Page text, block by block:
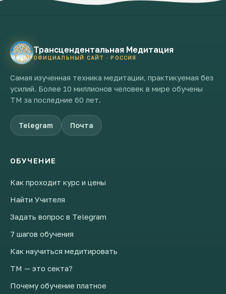
Трансцендентальная Медитация
ОФИЦИАЛЬНЫЙ САЙТ · РОССИЯ
Самая изученная техника медитации, практикуемая без
усилий. Более 10 миллионов человек в мире обучены
ТМ за последние 60 лет.
Telegram Почта
ОБУЧЕНИЕ
Как проходит курс и цены
Найти Учителя
Задать вопрос в Telegram
7 шагов обучения
Как научиться медитировать
ТМ — это секта?
Почему обучение платное